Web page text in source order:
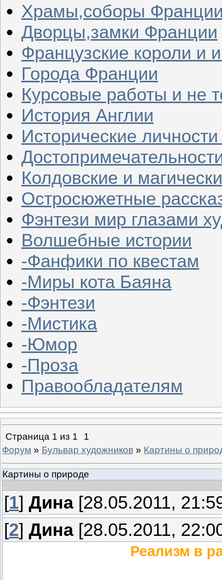
Храмы,соборы
Дворцы,замки Франции
Французские короли и
Города Франции
Курсовые работы и не
История Англии
Исторические
Колдовские и
Остросюжетные
Фэнтези мир глазами
Волшебные истории
-Фанфики по квестам
-Миры кота Баяна
-Фэнтези
-Мистика
-Юмор
-Проза
Правообладателям
Страница 1 из 1
1
Форум » Бульвар художников » Картины о
Картины о природе
[1] Дина[28.05.2011,
[2] Дина[28.05.2011,
Реализм в